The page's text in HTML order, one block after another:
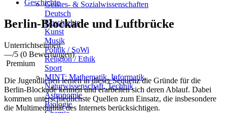
Geistes- & Sozialwissenschaften
Deutsch
Geschichte
Kunst
Musik
Politik / SoWi
Religion / Ethik
Sport
MINT: Mathematik, Informatik,
Naturwissenschaft, Technik
Astronomie
Biologie
Geschichte
Berlin-Blockade und Luftbrücke
Unterrichtseinheit
—/5 (0 Bewertungen)
Premium
Die Jugendlichen lernen in dieser Sequenz die Gründe für die
Berlin-Blockade kennen und erarbeiten sich deren Ablauf. Dabei
kommen unterschiedlichste Quellen zum Einsatz, die insbesondere
die Multimedialität des Internets berücksichtigen.